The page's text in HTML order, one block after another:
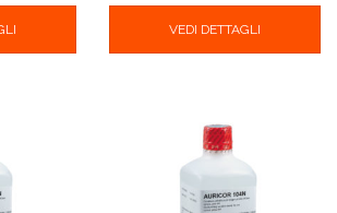
VEDI DETTAGLI